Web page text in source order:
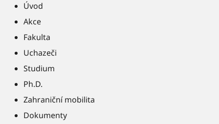
Úvod
Akce
Fakulta
Uchazeči
Studium
Ph.D.
Zahraniční mobilita
Dokumenty